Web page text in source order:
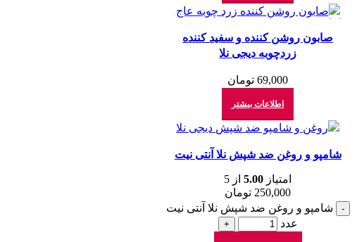
صابون روشن کننده و سفید کننده
زردچوبه دیجی نلا
69,000 تومان
اطلاعات بیشتر
شامپو و روغن ضد شپش نلا آنتی نیت
امتیاز 5.00از 5
250,000 تومان
شامپو و روغن ضد شپش نلا آنتی نیت
عدد